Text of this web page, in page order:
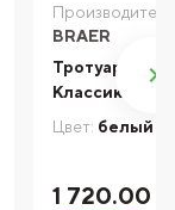
BRAER
Тротуарная
Классико
Цвет: белый
1 720.00 ₽